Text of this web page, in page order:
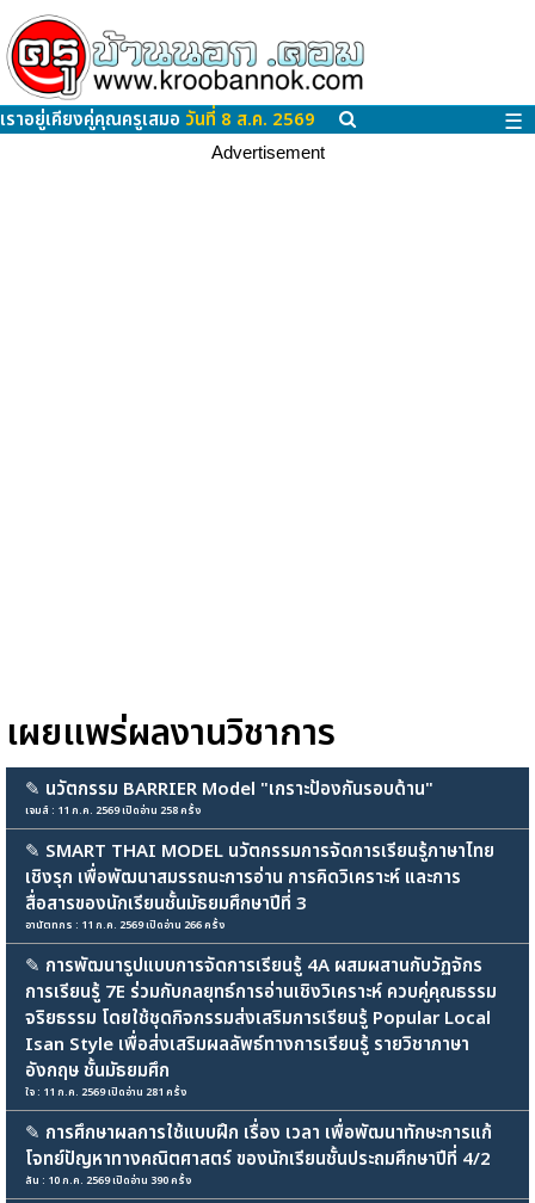
เราอยู่เคียงคู่คุณครูเสมอ วันที่ 8 ส.ค. 2569 ☰
Advertisement
เผยแพร่ผลงานวิชาการ
✎ นวัตกรรม BARRIER Model "เกราะป้องกันรอบด้าน"
เจมส์ : 11 ก.ค. 2569 เปิดอ่าน 258 ครั้ง
✎ SMART THAI MODEL นวัตกรรมการจัดการเรียนรู้ภาษาไทย
เชิงรุก เพื่อพัฒนาสมรรถนะการอ่าน การคิดวิเคราะห์ และการ
สื่อสารของนักเรียนชั้นมัธยมศึกษาปีที่ 3
อานัตทกร : 11 ก.ค. 2569 เปิดอ่าน 266 ครั้ง
✎ การพัฒนารูปแบบการจัดการเรียนรู้ 4A ผสมผสานกับวัฏจักร
การเรียนรู้ 7E ร่วมกับกลยุทธ์การอ่านเชิงวิเคราะห์ ควบคู่คุณธรรม
จริยธรรม โดยใช้ชุดกิจกรรมส่งเสริมการเรียนรู้ Popular Local
Isan Style เพื่อส่งเสริมผลลัพธ์ทางการเรียนรู้ รายวิชาภาษา
อังกฤษ ชั้นมัธยมศึก
ใจ : 11 ก.ค. 2569 เปิดอ่าน 281 ครั้ง
✎ การศึกษาผลการใช้แบบฝึก เรื่อง เวลา เพื่อพัฒนาทักษะการแก้
โจทย์ปัญหาทางคณิตศาสตร์ ของนักเรียนชั้นประถมศึกษาปีที่ 4/2
ลัน : 10 ก.ค. 2569 เปิดอ่าน 390 ครั้ง